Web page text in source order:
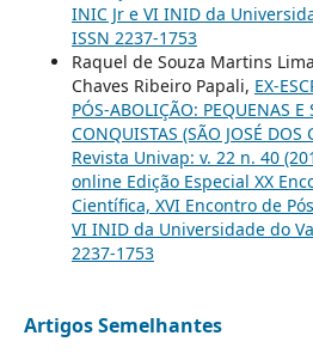
INIC Jr e VI INID da
ISSN 2237-1753
Raquel de Souza Martins
Chaves Ribeiro Papali, EX-
PÓS-ABOLIÇÃO: PEQUENAS E
CONQUISTAS (SÃO JOSÉ
Revista Univap: v. 22 n. 40
online Edição Especial XX
Científica, XVI Encontro de
VI INID da Universidade do
2237-1753
Artigos Semelhantes